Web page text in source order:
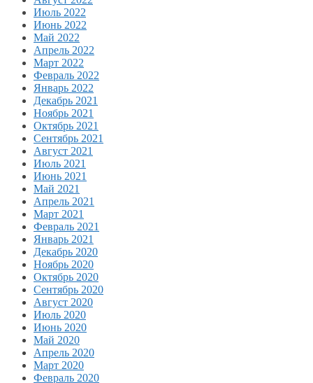
Июль 2022
Июнь 2022
Май 2022
Апрель 2022
Март 2022
Февраль 2022
Январь 2022
Декабрь 2021
Ноябрь 2021
Октябрь 2021
Сентябрь 2021
Август 2021
Июль 2021
Июнь 2021
Май 2021
Апрель 2021
Март 2021
Февраль 2021
Январь 2021
Декабрь 2020
Ноябрь 2020
Октябрь 2020
Сентябрь 2020
Август 2020
Июль 2020
Июнь 2020
Май 2020
Апрель 2020
Март 2020
Февраль 2020